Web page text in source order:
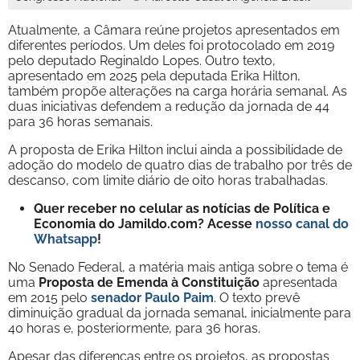
Atualmente, a Câmara reúne projetos apresentados em
diferentes períodos. Um deles foi protocolado em 2019
pelo deputado Reginaldo Lopes. Outro texto,
apresentado em 2025 pela deputada Erika Hilton,
também propõe alterações na carga horária semanal. As
duas iniciativas defendem a redução da jornada de 44
para 36 horas semanais.
A proposta de Erika Hilton inclui ainda a possibilidade de
adoção do modelo de quatro dias de trabalho por três de
descanso, com limite diário de oito horas trabalhadas.
Quer receber no celular as notícias de Política e
Economia do Jamildo.com? Acesse nosso canal do
Whatsapp!
No Senado Federal, a matéria mais antiga sobre o tema é
uma Proposta de Emenda à Constituição apresentada
em 2015 pelo senador Paulo Paim. O texto prevê
diminuição gradual da jornada semanal, inicialmente para
40 horas e, posteriormente, para 36 horas.
Apesar das diferenças entre os projetos, as propostas